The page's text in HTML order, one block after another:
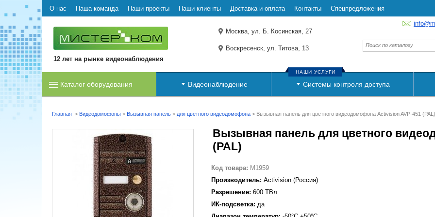
О нас Наша команда Наши проекты Наши клиенты Доставка и оплата Контакты Спецпредложения
12 лет на рынке видеонаблюдения
Москва, ул. Б. Косинская, 27
Воскресенск, ул. Титова, 13
Каталог оборудования Видеонаблюдение Системы контроля доступа
НАШИ УСЛУГИ
Главная > Видеодомофоны > Вызывная панель > для цветного видеодомофона > Вызывная панель для цветного видеодомофона Activision AVP-451 (PAL)
Вызывная панель для цветного
(PAL)
Код товара: M1959
Производитель: Activision (Россия)
Разрешение: 600 ТВл
ИК-подсветка: да